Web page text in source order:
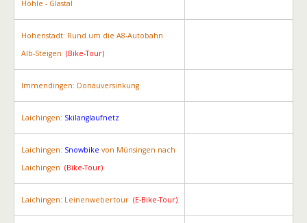
Höhle - Glastal
Hohenstadt: Rund um die A8-Autobahn
Alb-Steigen (Bike-Tour)
Immendingen: Donauversinkung
Laichingen: Skilanglaufnetz
Laichingen: Snowbike von Münsingen nach
Laichingen (Bike-Tour)
Laichingen: Leinenwebertour (E-Bike-Tour)